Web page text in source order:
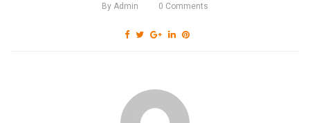
By Admin 0 Comments